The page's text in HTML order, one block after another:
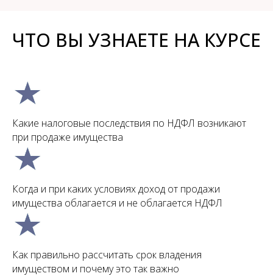
ЧТО ВЫ УЗНАЕТЕ НА КУРСЕ
Какие налоговые последствия по НДФЛ возникают
при продаже имущества
Когда и при каких условиях доход от продажи
имущества облагается и не облагается НДФЛ
Как правильно рассчитать срок владения
имуществом и почему это так важно